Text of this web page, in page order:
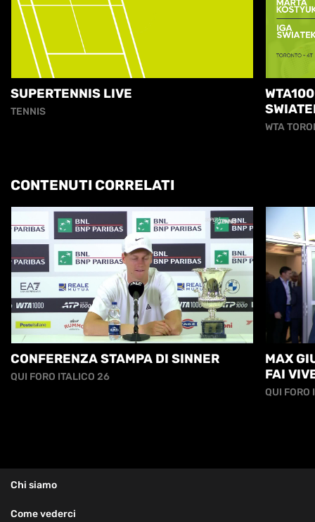
SUPERTENNIS LIVE
TENNIS
WTA
CONTENUTI CORRELATI
CONFERENZA STAMPA DI SINNER
QUI FORO ITALICO 26
MAX
FAI
QUI FORO
Chi siamo
Come vederci